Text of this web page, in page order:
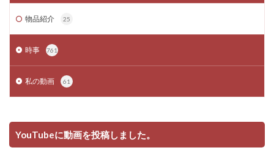
物品紹介 25
時事 761
私の動画 61
YouTubeに動画を投稿しました。